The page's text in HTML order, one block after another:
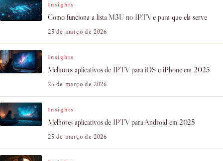
Insights
Como funciona a lista M3U no IPTV e para que ela serve
25 de março de 2026
Insights
Melhores aplicativos de IPTV para iOS e iPhone em 2025
25 de março de 2026
Insights
Melhores aplicativos de IPTV para Android em 2025
25 de março de 2026